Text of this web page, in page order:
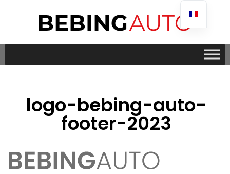
logo-bebing-auto-
footer-2023